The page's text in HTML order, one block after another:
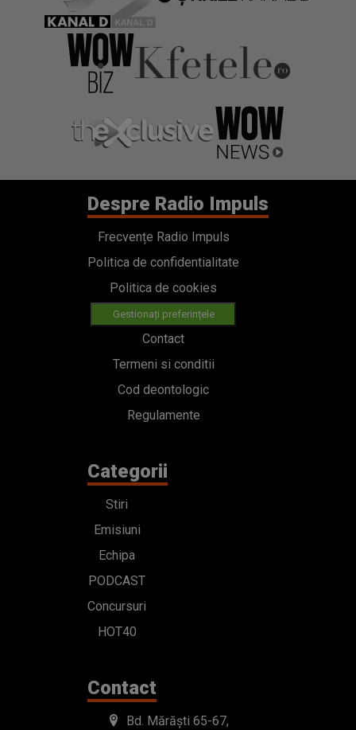
Despre Radio Impuls
Frecvențe Radio Impuls
Politica de confidentialitate
Politica de cookies
Gestionați preferințele
Contact
Termeni si conditii
Cod deontologic
Regulamente
Categorii
Stiri
Emisiuni
Echipa
PODCAST
Concursuri
HOT40
Contact
Bd. Mărăști 65-67,